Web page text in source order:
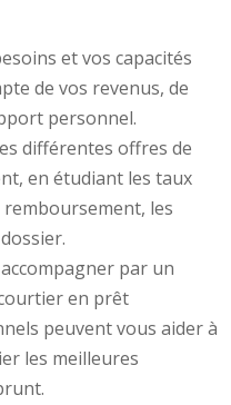
et vos capacités
de vos revenus, de
personnel.
différentes offres de
en étudiant les taux
remboursement, les
par un
en prêt
peuvent vous aider à
les meilleures